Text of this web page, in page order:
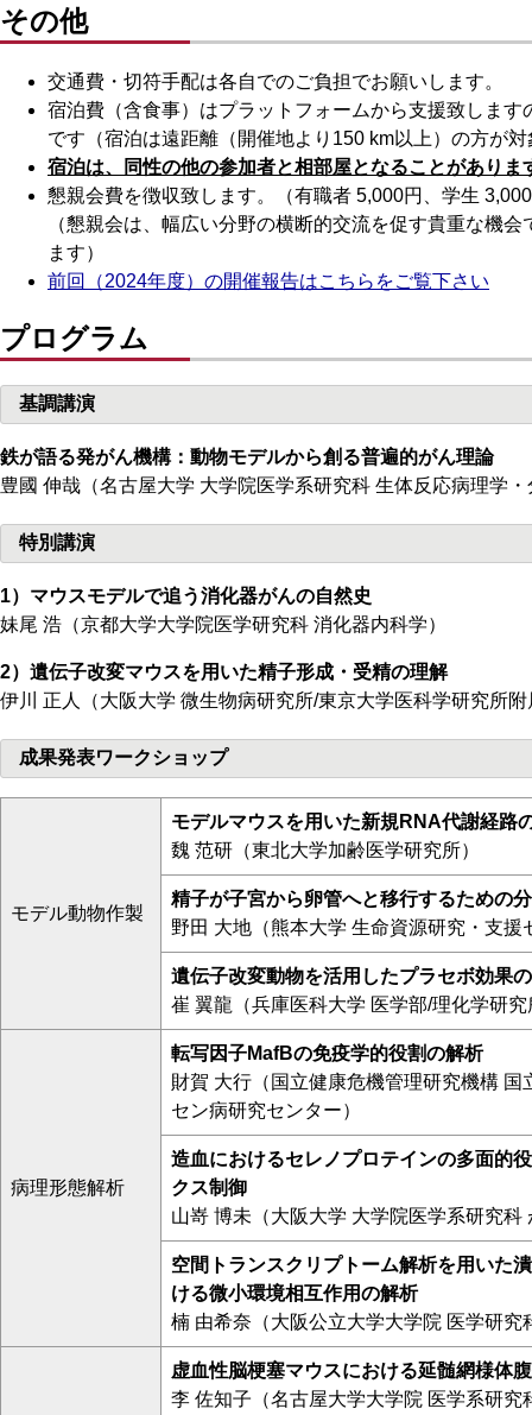
その他
交通費・切符手配は各自でのご負担でお願いします。
宿泊費（含食事）はプラットフォームから支援致しま
です（宿泊は遠距離（開催地より150 km以上）の方が
宿泊は、同性の他の参加者と相部屋となることがありま
懇親会費を徴収致します。（有職者 5,000円、学生
（懇親会は、幅広い分野の横断的交流を促す貴重な機
ます）
前回（2024年度）の開催報告はこちらをご覧下さい
プログラム
基調講演
鉄が語る発がん機構：動物モデルから創る普遍的がん理論
豊國 伸哉（名古屋大学 大学院医学系研究科 生体反応病理学
特別講演
1）マウスモデルで追う消化器がんの自然史
妹尾 浩（京都大学大学院医学研究科 消化器内科学）
2）遺伝子改変マウスを用いた精子形成・受精の理解
伊川 正人（大阪大学 微生物病研究所/東京大学医科学研究所
成果発表ワークショップ
モデル動物作製
モデルマウスを用いた新規RNA代謝経路
魏 范研（東北大学加齢医学研究所）
精子が子宮から卵管へと移行するための
野田 大地（熊本大学 生命資源研究・支援
遺伝子改変動物を活用したプラセボ効果
崔 翼龍（兵庫医科大学 医学部/理化学研
病理形態解析
転写因子MafBの免疫学的役割の解析
財賀 大行（国立健康危機管理研究機構
セン病研究センター）
造血におけるセレノプロテインの多面的
クス制御
山嵜 博未（大阪大学 大学院医学系研究科
空間トランスクリプトーム解析を用いた
ける微小環境相互作用の解析
楠 由希奈（大阪公立大学大学院 医学研究
虚血性脳梗塞マウスにおける延髄網様体
李 佐知子（名古屋大学大学院 医学系研